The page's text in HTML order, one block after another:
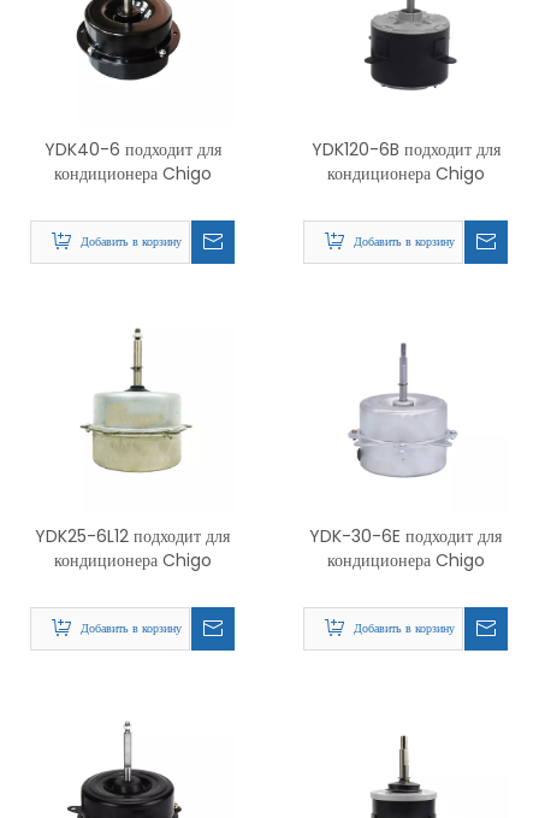
YDK40-6 подходит для
кондиционера Chigo
Добавить в корзину
YDK120-6B подходит для
кондиционера Chigo
Добавить в корзину
YDK25-6L12 подходит для
кондиционера Chigo
Добавить в корзину
YDK-30-6E подходит для
кондиционера Chigo
Добавить в корзину